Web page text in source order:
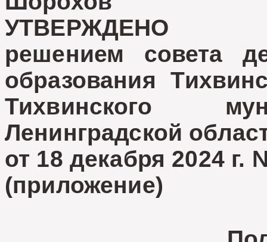
УТВЕРЖДЕНО
решением совета
образования
Тихвинского
Ленинградской
от 18 декабря 2024 г.
(приложение)